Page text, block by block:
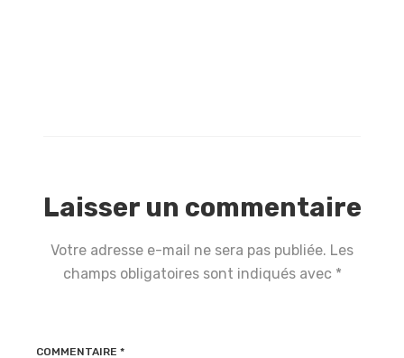
Laisser un commentaire
Votre adresse e-mail ne sera pas publiée. Les
champs obligatoires sont indiqués avec *
COMMENTAIRE *